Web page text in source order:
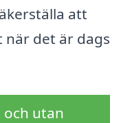
att
när det är dags
och utan